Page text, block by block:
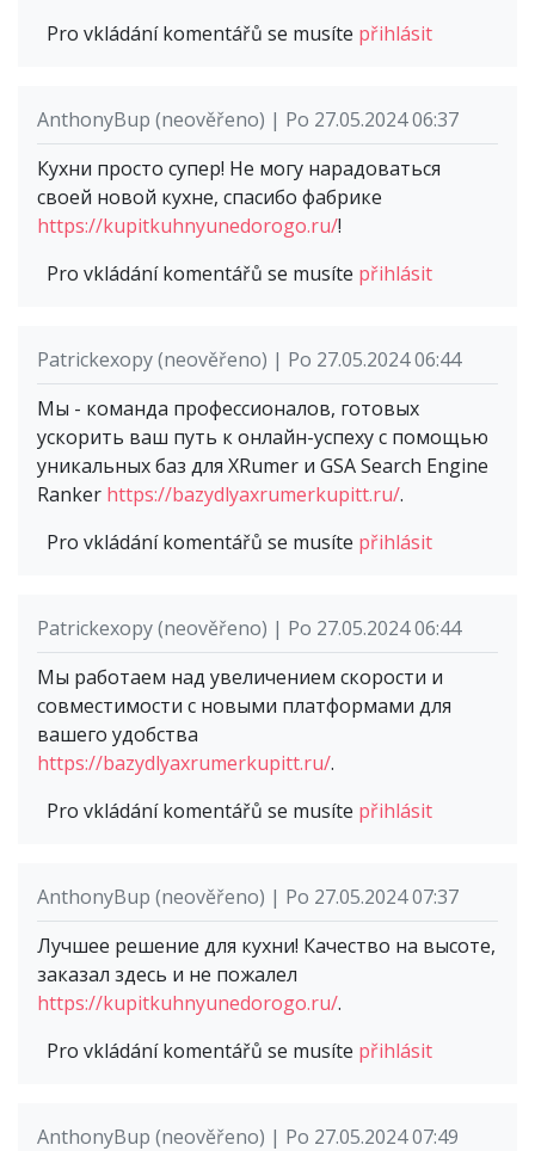
Pro vkládání komentářů se musíte přihlásit
AnthonyBup (neověřeno) | Po 27.05.2024 06:37
Кухни просто супер! Не могу нарадоваться
своей новой кухне, спасибо фабрике
https://kupitkuhnyunedorogo.ru/!
Pro vkládání komentářů se musíte přihlásit
Patrickexopy (neověřeno) | Po 27.05.2024 06:44
Мы - команда профессионалов, готовых
ускорить ваш путь к онлайн-успеху с помощью
уникальных баз для XRumer и GSA Search Engine
Ranker https://bazydlyaxrumerkupitt.ru/.
Pro vkládání komentářů se musíte přihlásit
Patrickexopy (neověřeno) | Po 27.05.2024 06:44
Мы работаем над увеличением скорости и
совместимости с новыми платформами для
вашего удобства
https://bazydlyaxrumerkupitt.ru/.
Pro vkládání komentářů se musíte přihlásit
AnthonyBup (neověřeno) | Po 27.05.2024 07:37
Лучшее решение для кухни! Качество на высоте,
заказал здесь и не пожалел
https://kupitkuhnyunedorogo.ru/.
Pro vkládání komentářů se musíte přihlásit
AnthonyBup (neověřeno) | Po 27.05.2024 07:49